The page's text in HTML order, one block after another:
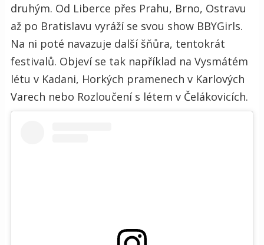
druhým. Od Liberce přes Prahu, Brno, Ostravu
až po Bratislavu vyráží se svou show BBYGirls.
Na ni poté navazuje další šňůra, tentokrát
festivalů. Objeví se tak například na Vysmátém
létu v Kadani, Horkých pramenech v Karlových
Varech nebo Rozloučení s létem v Čelákovicích.